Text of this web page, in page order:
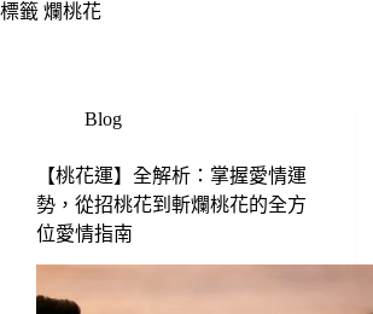
標籤 爛桃花
Blog
【桃花運】全解析：掌握愛情運
勢，從招桃花到斬爛桃花的全方
位愛情指南